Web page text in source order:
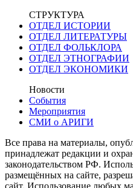
СТРУКТУРА
ОТДЕЛ ИСТОРИИ
ОТДЕЛ ЛИТЕРАТУРЫ
ОТДЕЛ ФОЛЬКЛОРА
ОТДЕЛ ЭТНОГРАФИИ
ОТДЕЛ ЭКОНОМИКИ
Новости
События
Мероприятия
СМИ о АРИГИ
Все права на материалы,
принадлежат редакции и
законодательством РФ.
размещённых на сайте,
сайт. Использование любых